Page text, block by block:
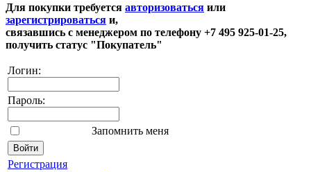
Для покупки требуется авторизоваться или
зарегистрироваться и,
связавшись с менеджером по телефону +7 495 925-01-25,
получить статус "Покупатель"
Логин:
Пароль:
Запомнить меня
Регистрация